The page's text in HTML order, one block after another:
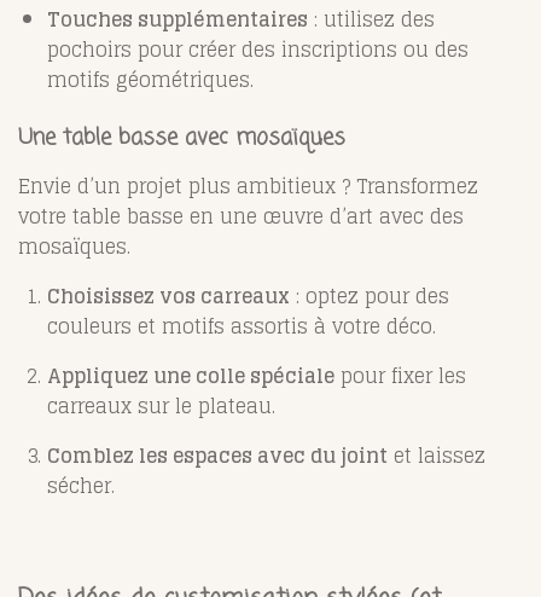
Touches supplémentaires : utilisez des
pochoirs pour créer des inscriptions ou des
motifs géométriques.
Une table basse avec mosaïques
Envie d’un projet plus ambitieux ? Transformez
votre table basse en une œuvre d’art avec des
mosaïques.
Choisissez vos carreaux : optez pour des
couleurs et motifs assortis à votre déco.
Appliquez une colle spéciale pour fixer les
carreaux sur le plateau.
Comblez les espaces avec du joint et laissez
sécher.